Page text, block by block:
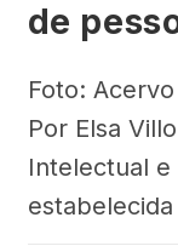
de
Foto:
Por Elsa
Intelectual e